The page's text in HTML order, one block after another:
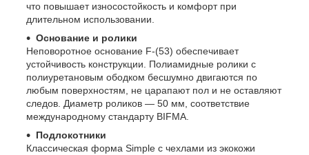
что повышает износостойкость и комфорт при
длительном использовании.
Основание и ролики
Неповоротное основание F-(53) обеспечивает
устойчивость конструкции. Полиамидные ролики с
полиуретановым ободком бесшумно двигаются по
любым поверхностям, не царапают пол и не оставляют
следов. Диаметр роликов — 50 мм, соответствие
международному стандарту BIFMA.
Подлокотники
Классическая форма Simple с чехлами из экокожи